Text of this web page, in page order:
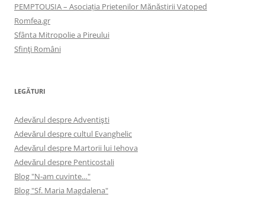
PEMPTOUSIA – Asociația Prietenilor Mănăstirii Vatoped
Romfea.gr
Sfânta Mitropolie a Pireului
Sfinţi Români
LEGĂTURI
Adevărul despre Adventişti
Adevărul despre cultul Evanghelic
Adevărul despre Martorii lui Iehova
Adevărul despre Penticostali
Blog "N-am cuvinte…"
Blog "Sf. Maria Magdalena"